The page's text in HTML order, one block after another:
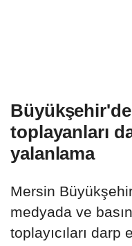
toplayanları
yalanlama
Mersin
medyada ve
toplayıcıları darp